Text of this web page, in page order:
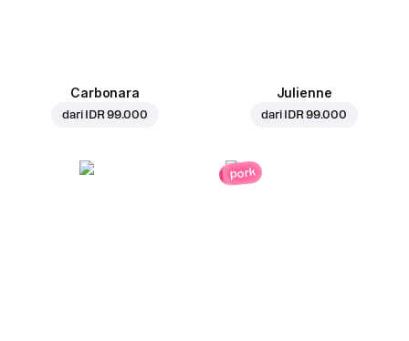
Carbonara
dari IDR 99.000
Julienne
dari IDR 99.000
pork